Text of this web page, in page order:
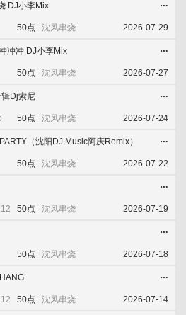
立即下载
DJ小李Mix
50点 沈风串烧 2026-07-29
立即下载
冲冲 DJ小李Mix
50点 沈风串烧 2026-07-27
立即下载
Dj索尼
50点 沈风串烧 2026-07-24
立即下载 收藏舞曲
（沈阳DJ.Music阿庆Remix）
50点 沈风串烧 2026-07-22
50点 沈风串烧 2026-07-19
50点 沈风串烧 2026-07-18
立即下载
50点 沈风串烧 2026-07-14